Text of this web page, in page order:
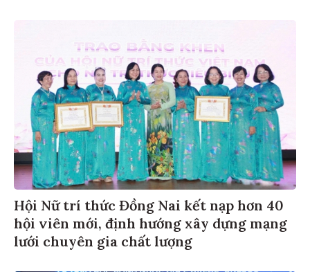
Hội Nữ trí thức Đồng Nai kết nạp hơn 40
hội viên mới, định hướng xây dựng mạng
lưới chuyên gia chất lượng